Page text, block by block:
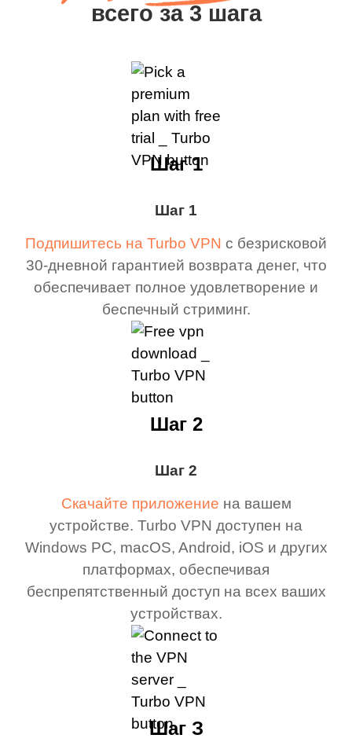
всего за 3 шага
Шаг 1
Подпишитесь на Turbo VPN с безрисковой
30-дневной гарантией возврата денег, что
обеспечивает полное удовлетворение и
беспечный стриминг.
Шаг 1
Шаг 2
Скачайте приложение на вашем
устройстве. Turbo VPN доступен на
Windows PC, macOS, Android, iOS и других
платформах, обеспечивая
беспрепятственный доступ на всех ваших
устройствах.
Шаг 2
Шаг З